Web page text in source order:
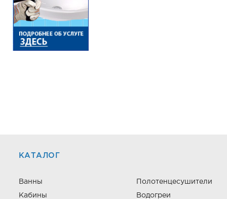
КАТАЛОГ
Ванны
Кабины
Полотенцесушители
Водогреи